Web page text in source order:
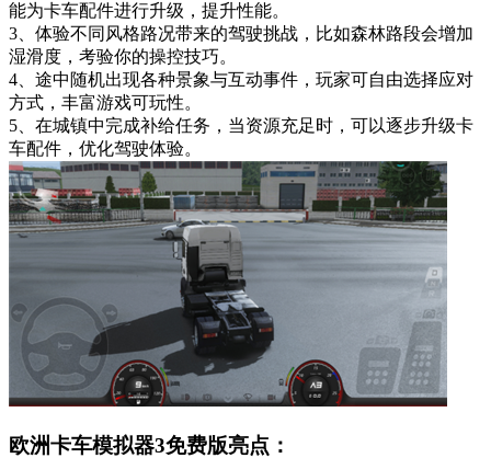
能为卡车配件进行升级，提升性能。
3、体验不同风格路况带来的驾驶挑战，比如森林路段会增加
湿滑度，考验你的操控技巧。
4、途中随机出现各种景象与互动事件，玩家可自由选择应对
方式，丰富游戏可玩性。
5、在城镇中完成补给任务，当资源充足时，可以逐步升级卡
车配件，优化驾驶体验。
欧洲卡车模拟器3免费版亮点：